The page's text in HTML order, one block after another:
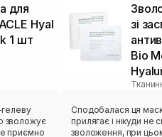
для
Hyal
1 шт
гелеву
зі
Bio
Сподобалася ця маска. Зручне лекало,
прилягає і нікуди не сповзає.
зволоження, при